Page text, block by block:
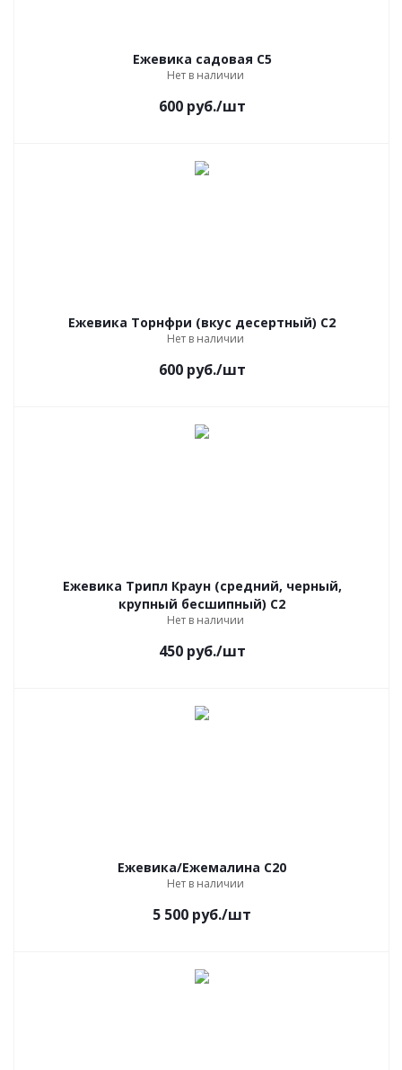
Ежевика садовая С5
Нет в наличии
600руб./шт
Ежевика Торнфри (вкус десертный) С2
Нет в наличии
600руб./шт
Ежевика Трипл Краун (средний, черный,
крупный бесшипный) С2
Нет в наличии
450руб./шт
Ежевика/Ежемалина С20
Нет в наличии
5 500 руб./шт